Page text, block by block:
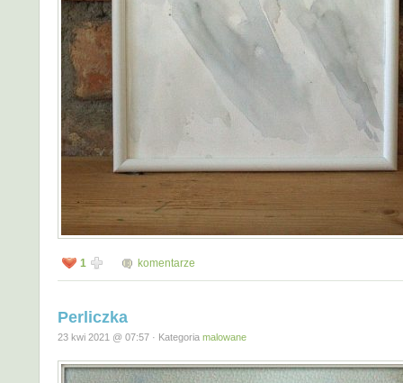
1 komentarze
Perliczka
23 kwi 2021 @ 07:57 · Kategoria malowane